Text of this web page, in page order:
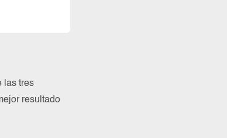
las tres
resultado